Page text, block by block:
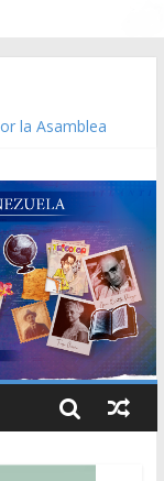
la Asamblea
CXXXIII Mes V,